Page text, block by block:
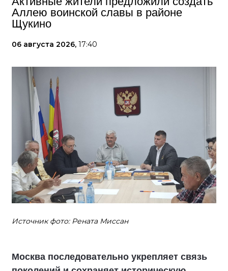
Аллею воинской славы в районе
Щукино
06 августа 2026, 17:40
Источник фото: Рената Миссан
Москва последовательно укрепляет связь